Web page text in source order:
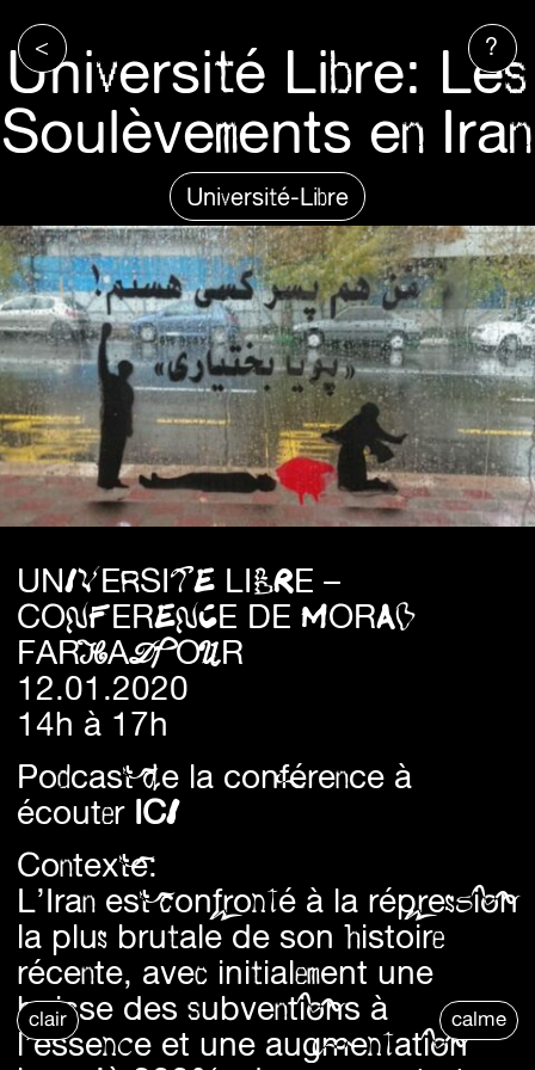
clair calme
< ?
Université Libre: Les
Soulèvements en Iran
Université-Libre
UNIVERSITE LIBRE –
CONFERENCE DE MORAD
FARHADPOUR
12.01.2020
14h à 17h
Podcast de la conférence à
écouter ICI
Contexte:
L’Iran est confronté à la répression
la plus brutale de son histoire
récente, avec initialement une
baisse des subventions à
l’essence et une augmentation